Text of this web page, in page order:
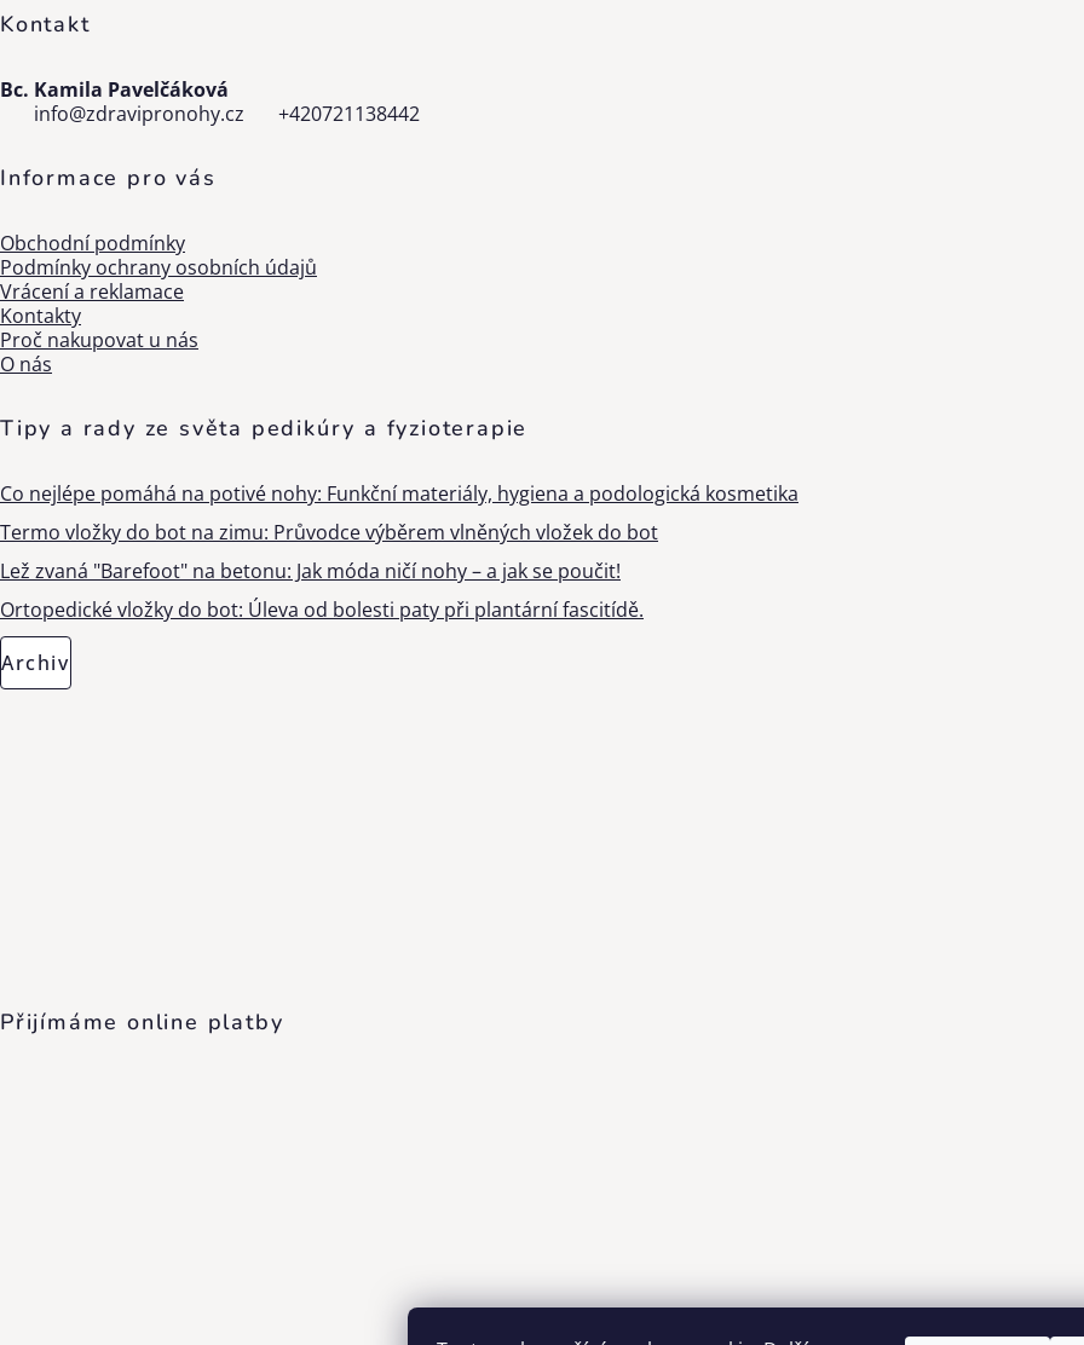
Kontakt
Bc. Kamila Pavelčáková
info@zdravipronohy.cz +420721138442
Informace pro vás
Obchodní podmínky
Podmínky ochrany osobních údajů
Vrácení a reklamace
Kontakty
Proč nakupovat u nás
O nás
Tipy a rady ze světa pedikúry a fyzioterapie
Co nejlépe pomáhá na potivé nohy: Funkční materiály, hygiena a podologická kosmetika
Termo vložky do bot na zimu: Průvodce výběrem vlněných vložek do bot
Lež zvaná "Barefoot" na betonu: Jak móda ničí nohy – a jak se poučit!
Ortopedické vložky do bot: Úleva od bolesti paty při plantární fascitídě.
Archiv
Přijímáme online platby